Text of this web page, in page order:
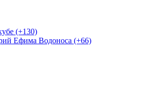
(+130)
Ефима Водоноса (+66)